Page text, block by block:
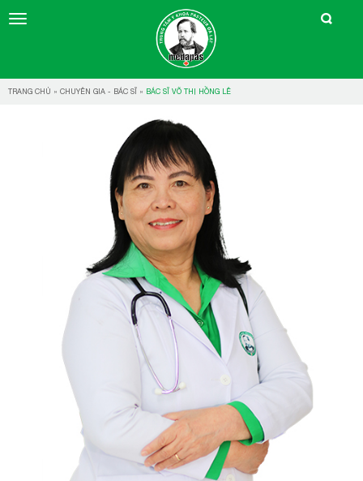
TRANG CHỦ » CHUYÊN GIA - BÁC SĨ » BÁC SĨ VÕ THỊ HỒNG LÊ